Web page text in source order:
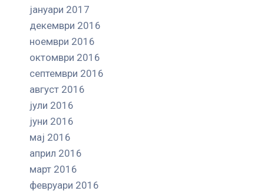
јануари 2017
декември 2016
ноември 2016
октомври 2016
септември 2016
август 2016
јули 2016
јуни 2016
мај 2016
април 2016
март 2016
февруари 2016